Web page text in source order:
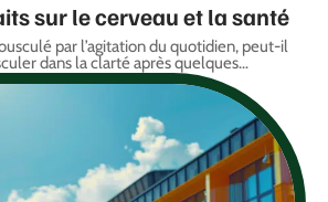
sur le cerveau et la santé
par l’agitation du quotidien, peut-il
dans la clarté après quelques…